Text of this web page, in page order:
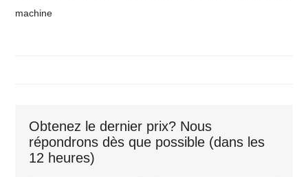
machine
Obtenez le dernier prix? Nous
répondrons dès que possible (dans les
12 heures)